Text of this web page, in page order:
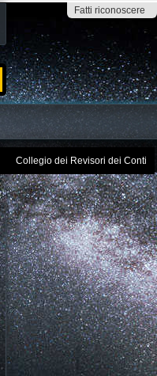
Fatti riconoscere
Collegio dei Revisori dei Conti